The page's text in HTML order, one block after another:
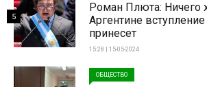
Роман Плюта: Ничего
Аргентине
принесет
15:28 | 15-05-2024
5
ОБЩЕСТВО